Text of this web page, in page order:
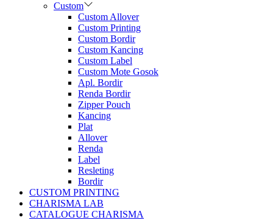
Custom
Custom Allover
Custom Printing
Custom Bordir
Custom Kancing
Custom Label
Custom Mote Gosok
Apl. Bordir
Renda Bordir
Zipper Pouch
Kancing
Plat
Allover
Renda
Label
Resleting
Bordir
CUSTOM PRINTING
CHARISMA LAB
CATALOGUE CHARISMA